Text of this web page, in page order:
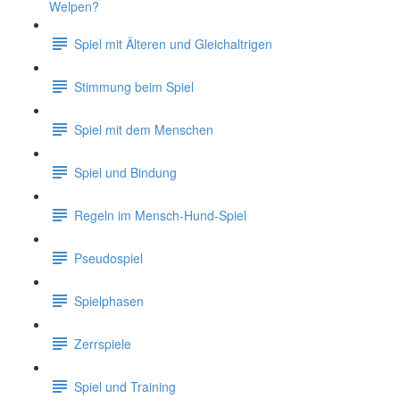
Welpen?
Spiel mit Älteren und Gleichaltrigen
Stimmung beim Spiel
Spiel mit dem Menschen
Spiel und Bindung
Regeln im Mensch-Hund-Spiel
Pseudospiel
Spielphasen
Zerrspiele
Spiel und Training